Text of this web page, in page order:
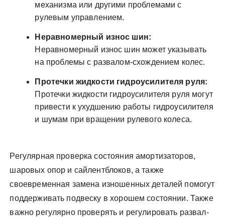
механизма или другими проблемами с
рулевым управлением.
Неравномерный износ шин:
Неравномерный износ шин может указывать
на проблемы с развалом-схождением колес.
Протечки жидкости гидроусилителя руля:
Протечки жидкости гидроусилителя руля могут
привести к ухудшению работы гидроусилителя
и шумам при вращении рулевого колеса.
Регулярная проверка состояния амортизаторов,
шаровых опор и сайлентблоков, а также
своевременная замена изношенных деталей помогут
поддерживать подвеску в хорошем состоянии. Также
важно регулярно проверять и регулировать развал-